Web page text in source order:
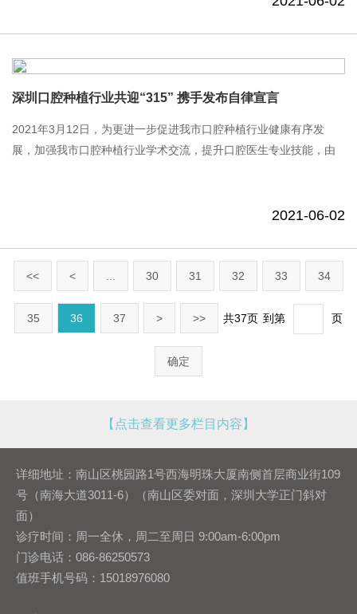
深圳口腔种植行业共迎“315” 携手发布自律宣言
2021年3月12日，为更进一步促进我市口腔种植行业健康有序发
展，加强我市口腔种植行业学术交流，提升口腔医生专业技能，由
2021-06-02
<< < 30 31 32 33 34
35 36 37 > >> 共37页 到第 页
确定
【点击查看更多栏目内容】
详细地址：南山区桃园路1号西海明珠大厦南侧首层商业街109
号（南海大道3011-6）（南山区委对面，深圳大学正门斜对
面）
诊疗时间：周一全休，周二至周日 9:00am-6:00pm
门诊电话：086-86250573
值班手机号码：15018976080